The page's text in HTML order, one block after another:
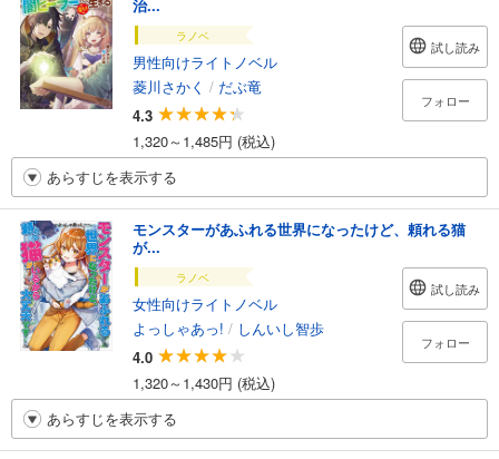
治...
ラノベ
男性向けライトノベル
菱川さかく / だぶ竜
4.3
1,320～1,485円 (税込)
試し読み
フォロー
あらすじを表示する
モンスターがあふれる世界になったけど、頼れる猫
が...
ラノベ
女性向けライトノベル
よっしゃあっ! / しんいし智歩
4.0
1,320～1,430円 (税込)
試し読み
フォロー
あらすじを表示する